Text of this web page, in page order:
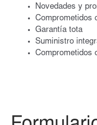
Novedades y
Comprometidos
Garantía tota
Suministro
Comprometidos